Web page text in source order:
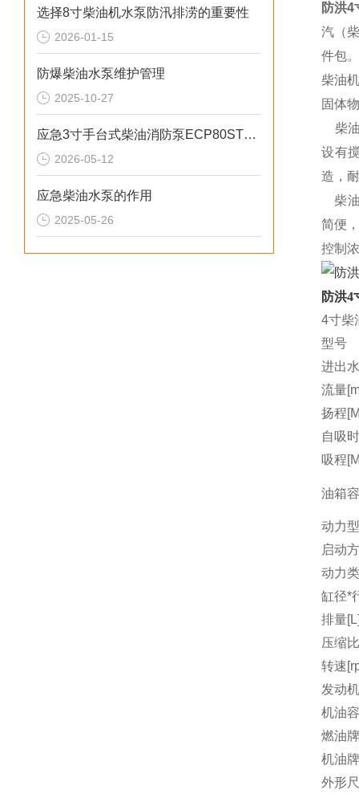
选择8寸柴油机水泵防汛排涝的重要性
2026-01-15
防爆柴油水泵维护管理
2025-10-27
应急3寸手台式柴油消防泵ECP80ST产品介绍
2026-05-12
应急柴油水泵的作用
2025-05-26
防洪4
汽（
件包。
柴油
固体
柴油
设有
造，
柴油
简便
控制
防洪4
4寸柴
型号
进出
流量
扬程
自吸
吸程
油箱
动力
启动
动力
缸径*
排量
压缩比
转速
发动
机油
燃油
机油
外形